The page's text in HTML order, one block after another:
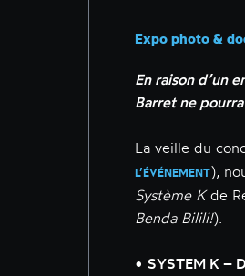
Expo photo &
En raison d’un
Barret ne
La veille du
L’ÉVÉNEMENT),
Système Kde
Benda Bilili!).
• SYSTEM K –